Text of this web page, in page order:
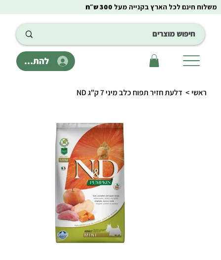
להתחבר
משלוח חינם לכל הארץ בקנייה מעל 300 ש״ח
ראשי > דלעת חזיר תפוח כלב מיני 7 ק"ג ND